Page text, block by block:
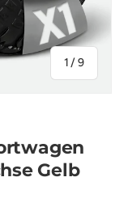
1 /von
9
Gelb